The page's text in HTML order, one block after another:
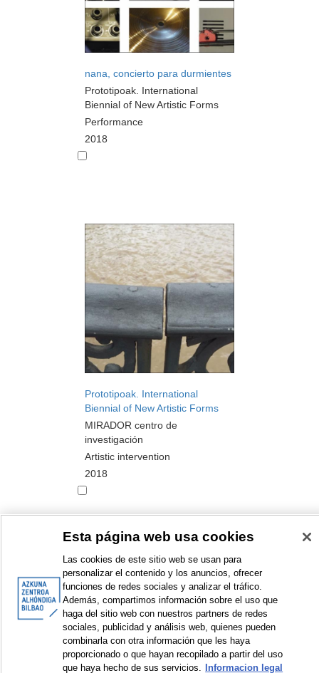
nana, concierto para durmientes
Prototipoak. International
Biennial of New Artistic Forms
Performance
2018
Prototipoak. International
Biennial of New Artistic Forms
MIRADOR centro de
investigación
Artistic intervention
2018
Items sorted by: 1 to 10 of 16
© Azkuna Zentroa - Alhóndiga Bilbao
Esta página web usa cookies
Las cookies de este sitio web se usan para
personalizar el contenido y los anuncios, ofrecer
funciones de redes sociales y analizar el tráfico.
Además, compartimos información sobre el uso que
haga del sitio web con nuestros partners de redes
sociales, publicidad y análisis web, quienes pueden
combinarla con otra información que les haya
proporcionado o que hayan recopilado a partir del uso
que haya hecho de sus servicios.
Informacion legal